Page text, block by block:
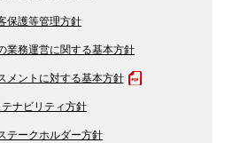
保護等管理方針
業務運営に関する基本方針
メントに対する基本方針
ナビリティ方針
テークホルダー方針